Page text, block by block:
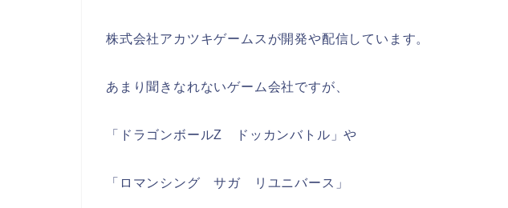
株式会社アカツキゲームスが開発や配信しています。
あまり聞きなれないゲーム会社ですが、
「ドラゴンボールZ ドッカンバトル」や
「ロマンシング サガ リユニバース」